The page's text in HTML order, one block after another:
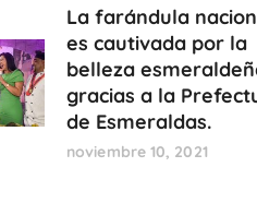
La farándula
es cautivada por la
belleza
gracias a la
de Esmeraldas.
noviembre 10, 2021